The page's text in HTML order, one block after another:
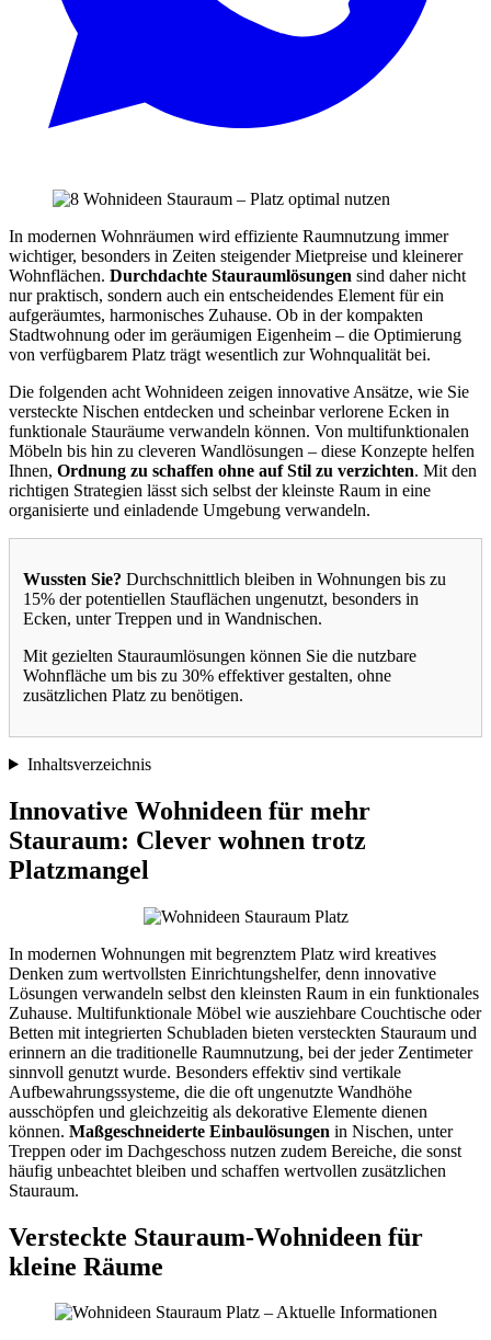
In modernen Wohnräumen wird effiziente Raumnutzung immer
wichtiger, besonders in Zeiten steigender Mietpreise und kleinerer
Wohnflächen. Durchdachte Stauraumlösungen sind daher nicht
nur praktisch, sondern auch ein entscheidendes Element für ein
aufgeräumtes, harmonisches Zuhause. Ob in der kompakten
Stadtwohnung oder im geräumigen Eigenheim – die Optimierung
von verfügbarem Platz trägt wesentlich zur Wohnqualität bei.
Die folgenden acht Wohnideen zeigen innovative Ansätze, wie Sie
versteckte Nischen entdecken und scheinbar verlorene Ecken in
funktionale Stauräume verwandeln können. Von multifunktionalen
Möbeln bis hin zu cleveren Wandlösungen – diese Konzepte helfen
Ihnen, Ordnung zu schaffen ohne auf Stil zu verzichten. Mit den
richtigen Strategien lässt sich selbst der kleinste Raum in eine
organisierte und einladende Umgebung verwandeln.
Wussten Sie? Durchschnittlich bleiben in Wohnungen bis zu
15% der potentiellen Stauflächen ungenutzt, besonders in
Ecken, unter Treppen und in Wandnischen.
Mit gezielten Stauraumlösungen können Sie die nutzbare
Wohnfläche um bis zu 30% effektiver gestalten, ohne
zusätzlichen Platz zu benötigen.
Inhaltsverzeichnis
Innovative Wohnideen für mehr
Stauraum: Clever wohnen trotz
Platzmangel
In modernen Wohnungen mit begrenztem Platz wird kreatives
Denken zum wertvollsten Einrichtungshelfer, denn innovative
Lösungen verwandeln selbst den kleinsten Raum in ein funktionales
Zuhause. Multifunktionale Möbel wie ausziehbare Couchtische oder
Betten mit integrierten Schubladen bieten versteckten Stauraum und
erinnern an die traditionelle Raumnutzung, bei der jeder Zentimeter
sinnvoll genutzt wurde. Besonders effektiv sind vertikale
Aufbewahrungssysteme, die die oft ungenutzte Wandhöhe
ausschöpfen und gleichzeitig als dekorative Elemente dienen
können. Maßgeschneiderte Einbaulösungen in Nischen, unter
Treppen oder im Dachgeschoss nutzen zudem Bereiche, die sonst
häufig unbeachtet bleiben und schaffen wertvollen zusätzlichen
Stauraum.
Versteckte Stauraum-Wohnideen für
kleine Räume